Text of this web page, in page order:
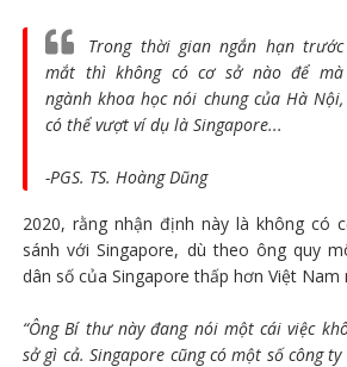
Trong thời gian ngắn hạn trước
mắt thì không có cơ sở nào để mà
ngành khoa học nói chung của Hà Nội,
có thể vượt ví dụ là Singapore...
-PGS. TS. Hoàng Dũng
2020, rằng nhận định này là không có
sánh với Singapore, dù theo ông quy
dân số của Singapore thấp hơn Việt Nam
“Ông Bí thư này đang nói một cái việc
sở gì cả. Singapore cũng có một số công